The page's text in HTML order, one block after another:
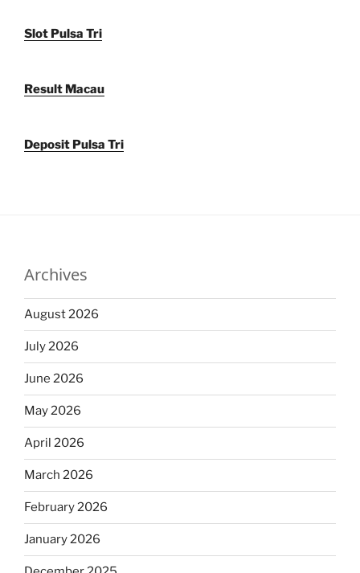
Slot Pulsa Tri
Result Macau
Deposit Pulsa Tri
Archives
August 2026
July 2026
June 2026
May 2026
April 2026
March 2026
February 2026
January 2026